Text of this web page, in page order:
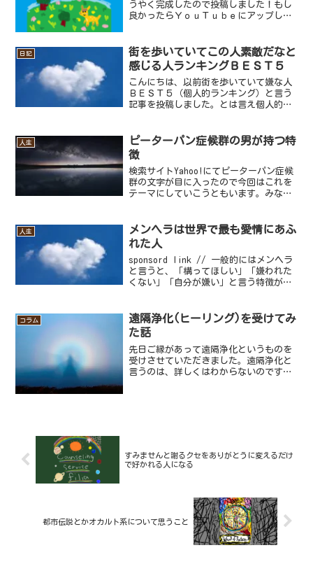
うやく完成したので投稿しました！もし
良かったらＹｏｕＴｕｂｅにアップして
でも作成していきたいと思ってますので
お楽しみに(=ﾟω...
日記
街を歩いていてこの人素敵だなと
感じる人ランキングＢＥＳＴ５
こんにちは、以前街を歩いていて嫌な人
ＢＥＳＴ５（個人的ランキング）と言う
記事を投稿しました。とは言え個人的ラ
いませんので当ブログを何度か訪れてい
る方でも見た事がない記事...
人生
ピーターパン症候群の男が持つ特
徴
検索サイトYahoo!にてピーターパン症候
群の文字が目に入ったので今回はこれを
テーマにしていこうともいます。みなさ
はピーターパンシンドロームとも言われ
るパーソナリティ障...
人生
メンヘラは世界で最も愛情にあふ
れた人
sponsord link // 一般的にはメンヘラ
と言うと、「構ってほしい」「嫌われた
くない」「自分が嫌い」と言う特徴があ
ラですが、悪い所ばかりではありませ
ん。嫌われ...
コラム
遠隔浄化(ヒーリング)を受けてみ
た話
先日ご縁があって遠隔浄化というものを
受けさせていただきました。遠隔浄化と
言うのは、詳しくはわからないのですが
すみませんと謝るクセをありがとうに変えるだけ
で好かれる人になる
都市伝説とかオカルト系について思うこと